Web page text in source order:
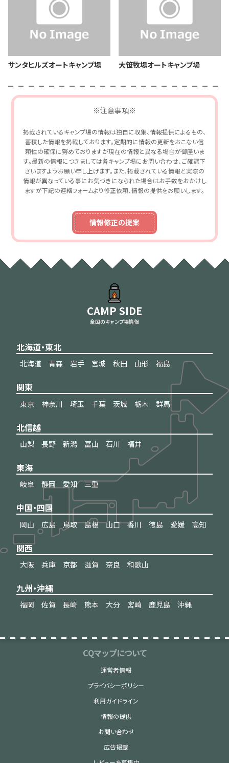
サンタヒルズオートキャンプ場 大笹牧場オートキャンプ場
※注意事項※
掲載されているキャンプ場の情報は独自に収集、情報提供によるもの、
蓄積した情報を掲載しております。定期的に情報の更新をおこない信
頼性の確保に努めておりますが現在の情報と異なる場合が御座いま
す。最新の情報につきましては各キャンプ場にお問い合わせ、ご確認下
さいますようお願い申し上げます。また、掲載されている情報と実際の
情報が異なっている事にお気づきになられた場合はお手数をおかけし
ますが下記の連絡フォームより修正依頼、情報の提供をお願いします。
情報修正の提案
CAMP SIDE
全国のキャンプ場情報
北海道・東北
北海道 青森 岩手 宮城 秋田 山形 福島
関東
東京 神奈川 埼玉 千葉 茨城 栃木 群馬
北信越
山梨 長野 新潟 富山 石川 福井
東海
岐阜 静岡 愛知 三重
中国・四国
岡山 広島 鳥取 島根 山口 香川 徳島 愛媛 高知
関西
大阪 兵庫 京都 滋賀 奈良 和歌山
九州・沖縄
福岡 佐賀 長崎 熊本 大分 宮崎 鹿児島 沖縄
CQマップについて
運営者情報
プライバシーポリシー
利用ガイドライン
情報の提供
お問い合わせ
広告掲載